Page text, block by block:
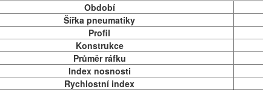
Období
Šířka pneumatiky
Profil
Konstrukce
Průměr ráfku
Index nosnosti
Rychlostní index